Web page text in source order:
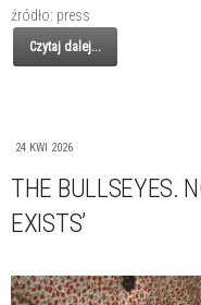
źródło: press
Czytaj dalej...
24 KWI 2026
THE BULLSEYES.
EXISTS’